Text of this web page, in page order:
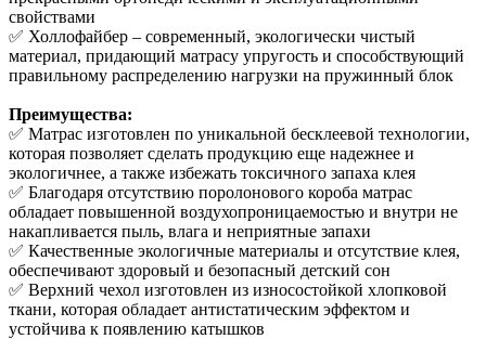
свойствами
✅ Холлофайбер – современный, экологически чистый
материал, придающий матрасу упругость и способствующий
правильному распределению нагрузки на пружинный блок
Преимущества:
✅ Матрас изготовлен по уникальной бесклеевой технологии,
которая позволяет сделать продукцию еще надежнее и
экологичнее, а также избежать токсичного запаха клея
✅ Благодаря отсутствию поролонового короба матрас
обладает повышенной воздухопроницаемостью и внутри не
накапливается пыль, влага и неприятные запахи
✅ Качественные экологичные материалы и отсутствие клея,
обеспечивают здоровый и безопасный детский сон
✅ Верхний чехол изготовлен из износостойкой хлопковой
ткани, которая обладает антистатическим эффектом и
устойчива к появлению катышков